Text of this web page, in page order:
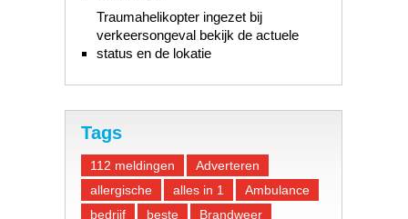
Traumahelikopter ingezet bij
verkeersongeval bekijk de actuele
status en de lokatie
Tags
112 meldingen
Adverteren
allergische
alles in 1
Ambulance
bedrijf
beste Brandweer